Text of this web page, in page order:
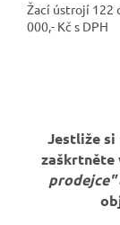
Žací ústrojí 122
000,- Kč s DPH
Jestliže si
zaškrtněte
prodejce"